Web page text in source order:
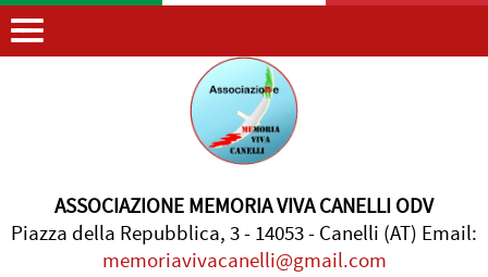
ASSOCIAZIONE MEMORIA VIVA CANELLI ODV
Piazza della Repubblica, 3 - 14053 - Canelli (AT) Email:
memoriavivacanelli@gmail.com